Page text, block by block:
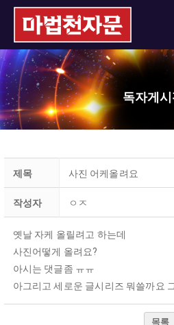
독자게
제목 사진 어케올려요
작성자 ㅇㅈ
옛날 자케 올릴려고 하는데
사진어떻게 올려요?
아시는 댓글좀 ㅠㅠ
아그리고 세로운 글시리즈 뭐쓸까요
목록